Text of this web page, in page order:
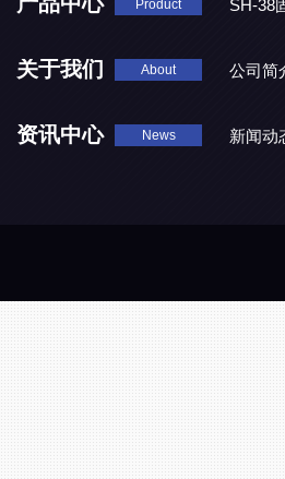
Product SH-38
关于我们 About 公司简
资讯中心 News 新闻动